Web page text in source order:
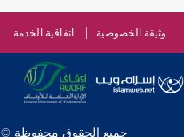
وثيقة الخصوصية اتفاقية الخدمة
جميع الحقوق محفوظة © 2026 - 1998 لشبكة إسلام ويب